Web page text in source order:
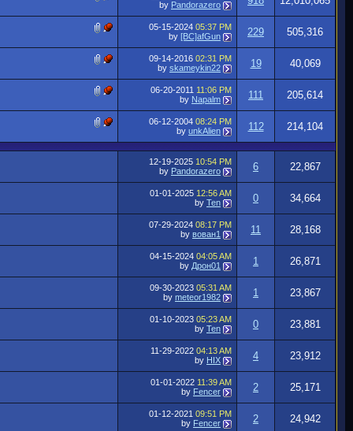
by Pandorazero
05-15-2024 05:37 PM
by [BC]afGun 229 505,316
09-14-2016 02:31 PM
by skameykin22 19 40,069
06-20-2011 11:06 PM
by Napalm 111 205,614
06-12-2004 08:24 PM
by unkAlien 112 214,104
12-19-2025 10:54 PM
by Pandorazero 6 22,867
01-01-2025 12:56 AM
by Ten 0 34,664
07-29-2024 08:17 PM
by вован1 11 28,168
04-15-2024 04:05 AM
by Дрон01 1 26,871
09-30-2023 05:31 AM
by meteor1982 1 23,867
01-10-2023 05:23 AM
by Ten 0 23,881
11-29-2022 04:13 AM
by HIX 4 23,912
01-01-2022 11:39 AM
by Fencer 2 25,171
01-12-2021 09:51 PM
by Fencer 2 24,942